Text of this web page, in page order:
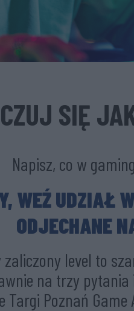
SIĘ
Napisz, co w
WEŹ UDZIAŁ
ODJECHANE
zaliczony level to
na trzy
Targi Poznań